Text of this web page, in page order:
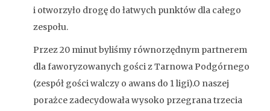
i otworzyło drogę do łatwych punktów dla całego
zespołu.
Przez 20 minut byliśmy równorzędnym partnerem
dla faworyzowanych gości z Tarnowa Podgórnego
(zespół gości walczy o awans do 1 ligi).O naszej
porażce zadecydowała wysoko przegrana trzecia